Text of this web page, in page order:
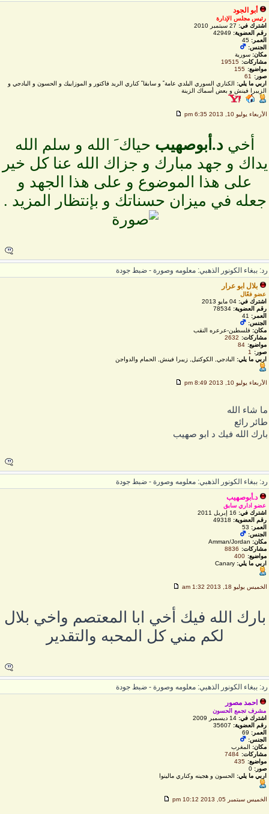
أبو الجود
رئيس مجلس الإدارة
اشترك في:27 سبتمبر 2010
رقم العضوية:42949
العمر: 45
الجنس:
مكان:سورية
مشاركات:
19515
مواضيع:
155
صور:
61
اربي ما يلي:الكناري السوري البلدي عامة ً و سابقا ً كناري الريد فاكتور و الموزاييك و الحسون و البادجي و
الزيبرا فينش و بعض أسماك الزينة
الأربعاء يوليو 10, 2013 6:35 pm
أخي د.أبوصهيبحياك َ الله و سلم الله
و جهد مبارك و جزاك الله عنا كل خير
على هذا الموضوع و على هذا الجهد و
جعله في ميزان حسناتك و بإنتظار المزيد .
ببغاء الكونور الذهبي: معلومه وصورة - ضبط جودة
بلال ابو عرار
عضو فعّال
اشترك في:04 مايو 2013
رقم العضوية:78534
العمر: 41
الجنس:
مكان:فلسطين-عرعره النقب
مشاركات:
2632
مواضيع:
84
صور:
اربي ما يلي:البادجي, الكوكتيل, زيبرا فينش, الحمام والدواجن
الأربعاء يوليو 10, 2013 8:49 pm
شاء الله
رائع
الله فيك د ابو صهيب
ببغاء الكونور الذهبي: معلومه وصورة - ضبط جودة
د.أبوصهيب
عضو اداري سابق
اشترك في:16 إبريل 2011
رقم العضوية:49318
العمر: 53
الجنس:
مكان:Amman/Jordan
مشاركات:
8836
مواضيع:
400
اربي ما يلي:Canary
الخميس يوليو 18, 2013 1:32 am
بارك الله فيك أخي ابا المعتصم واخي بلال
لكم مني كل المحبه والتقدير
ببغاء الكونور الذهبي: معلومه وصورة - ضبط جودة
احمد مصور
مشرف تجمع الحسون
اشترك في:14 ديسمبر 2009
رقم العضوية:35607
العمر: 69
الجنس:
مكان:المغرب
مشاركات:
7484
مواضيع:
435
صور: 0
اربي ما يلي:الحسون و هجينه وكناري مالينوا
الخميس سبتمبر 05, 2013 10:12 pm